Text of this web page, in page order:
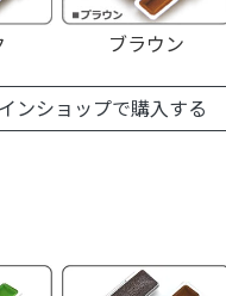
ブラウン
ンショップで購入する